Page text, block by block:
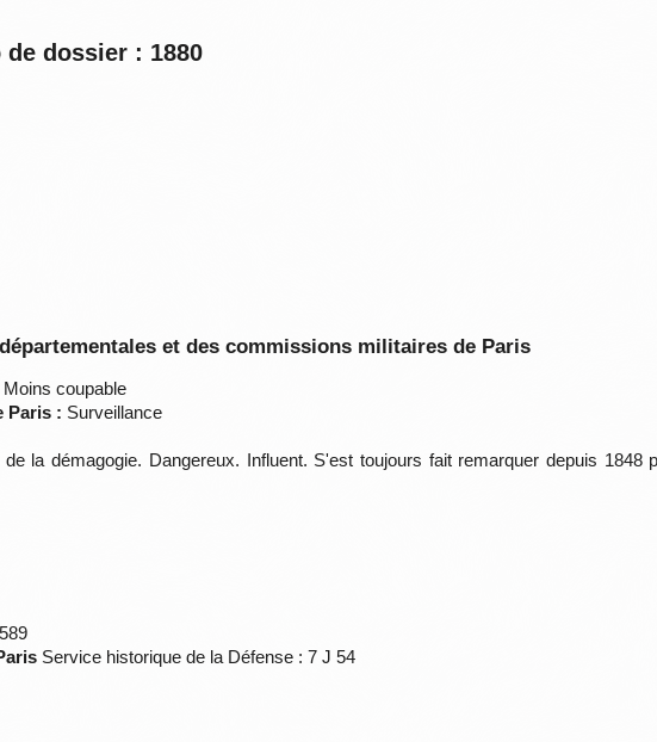
de dossier : 1880
et des commissions militaires de Paris
Moins coupable
Paris : Surveillance
de la démagogie. Dangereux. Influent. S'est toujours fait remarquer depuis 1848
Service historique de la Défense : 7 J 54